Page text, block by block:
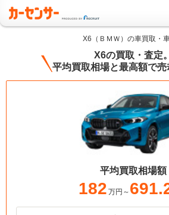
X6（ＢＭＷ）の車買取・
X6の買取・査定。
平均買取相場と最高額で売
平均買取相場額
182 万円～